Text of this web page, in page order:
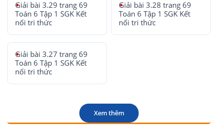
Giải bài 3.29 trang 69
Toán 6 Tập 1 SGK Kết
nối tri thức
Giải bài 3.28 trang 69
Toán 6 Tập 1 SGK Kết
nối tri thức
Giải bài 3.27 trang 69
Toán 6 Tập 1 SGK Kết
nối tri thức
Xem thêm